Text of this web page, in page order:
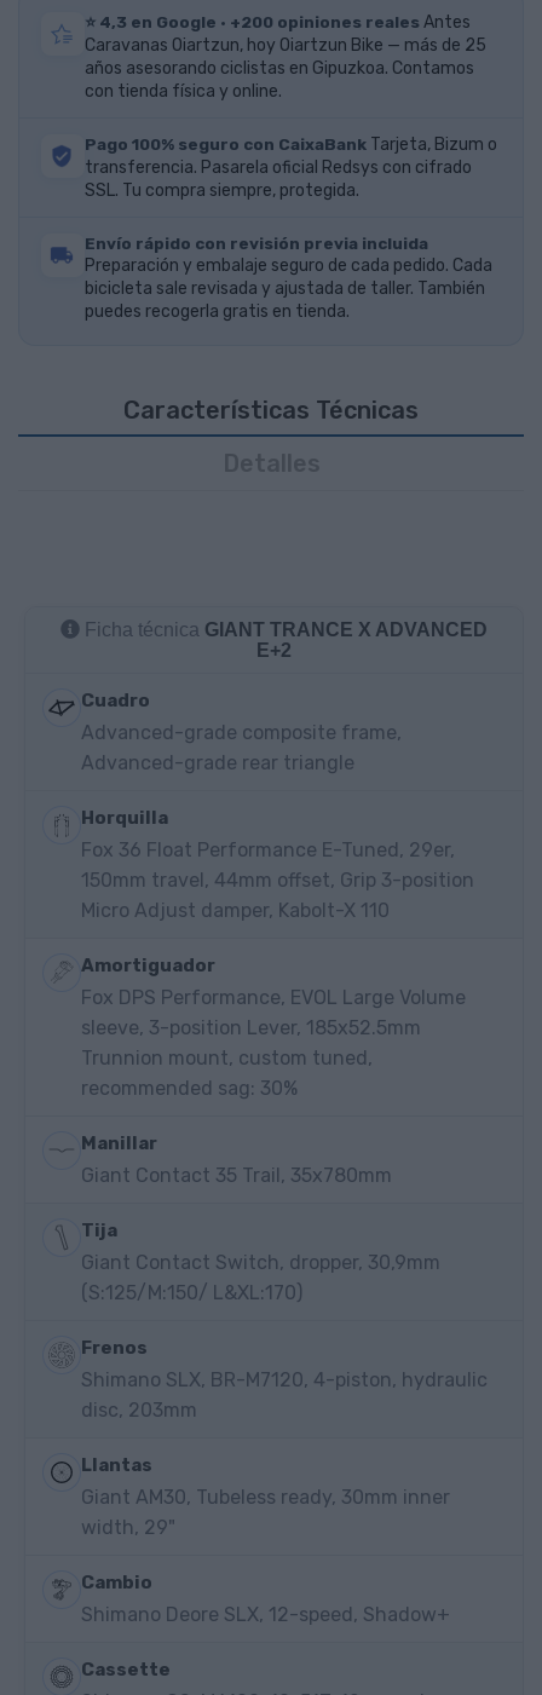
⭐ 4,3 en Google · +200 opiniones reales Antes
Caravanas Oiartzun, hoy Oiartzun Bike — más de 25
años asesorando ciclistas en Gipuzkoa. Contamos
con tienda física y online.
Pago 100% seguro con CaixaBank Tarjeta, Bizum o
transferencia. Pasarela oficial Redsys con cifrado
SSL. Tu compra siempre, protegida.
Envío rápido con revisión previa incluida
Preparación y embalaje seguro de cada pedido. Cada
bicicleta sale revisada y ajustada de taller. También
puedes recogerla gratis en tienda.
Características Técnicas
Ficha técnica GIANT TRANCE X ADVANCED
E+2
Cuadro
Advanced-grade composite frame,
Advanced-grade rear triangle
Horquilla
Fox 36 Float Performance E-Tuned, 29er,
150mm travel, 44mm offset, Grip 3-position
Micro Adjust damper, Kabolt-X 110
Amortiguador
Fox DPS Performance, EVOL Large Volume
sleeve, 3-position Lever, 185x52.5mm
Trunnion mount, custom tuned,
recommended sag: 30%
Manillar
Giant Contact 35 Trail, 35x780mm
Tija
Giant Contact Switch, dropper, 30,9mm
(S:125/M:150/ L&XL:170)
Frenos
Shimano SLX, BR-M7120, 4-piston, hydraulic
disc, 203mm
Llantas
Giant AM30, Tubeless ready, 30mm inner
width, 29"
Cambio
Shimano Deore SLX, 12-speed, Shadow+
Cassette